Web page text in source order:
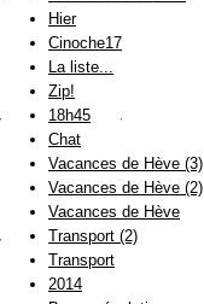
Hier
Cinoche17
La liste...
Zip!
18h45
Chat
Vacances de Hève (3)
Vacances de Hève (2)
Vacances de Hève
Transport (2)
Transport
2014